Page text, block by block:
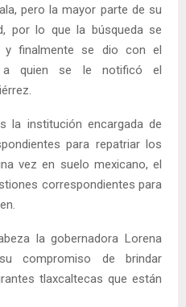
pero la mayor parte de su
por lo que la búsqueda se
finalmente se dio con el
a quien se le notificó el
la institución encargada de
para repatriar los
vez en suelo mexicano, el
correspondientes para
la gobernadora Lorena
compromiso de brindar
tlaxcaltecas que están